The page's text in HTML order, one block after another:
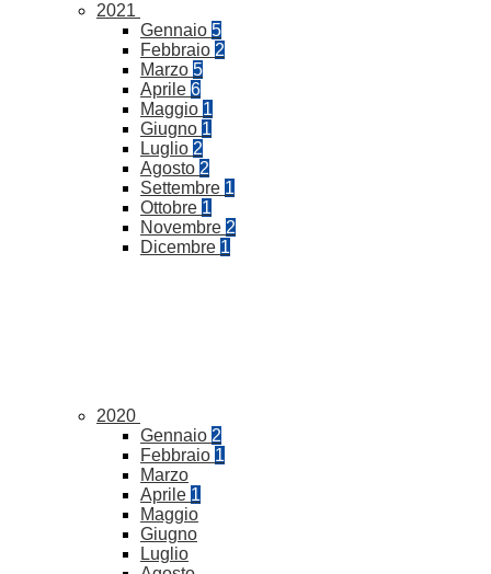
2021
Gennaio 5
Febbraio 2
Marzo 5
Aprile 6
Maggio 1
Giugno 1
Luglio 2
Agosto 2
Settembre 1
Ottobre 1
Novembre 2
Dicembre 1
2020
Gennaio 2
Febbraio 1
Marzo
Aprile 1
Maggio
Giugno
Luglio